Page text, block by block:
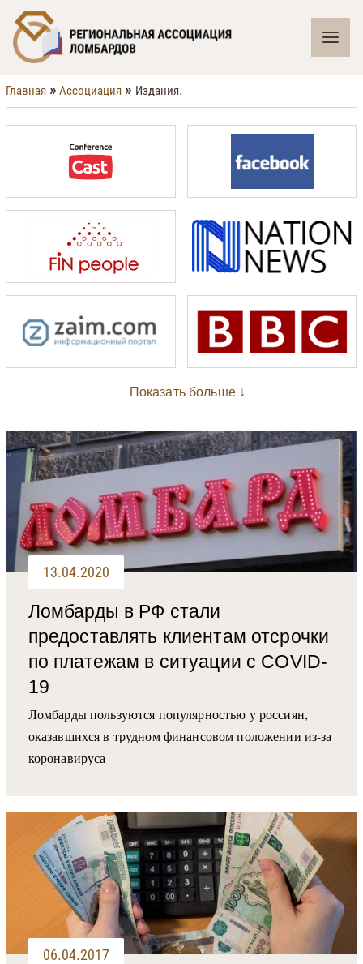
Главная » Ассоциация » Издания.
Показать больше ↓
13.04.2020
Ломбарды в РФ стали
предоставлять клиентам отсрочки
по платежам в ситуации с COVID-
19
Ломбарды пользуются популярностью у россиян,
оказавшихся в трудном финансовом положении из-за
коронавируса
06.04.2017